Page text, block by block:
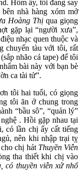
Hôm ấy, tôi đang say
nhà hàng xóm mở
Hoàng Thị qua giọng
gặp lại “người xưa”,
nhạc quen thuộc và
chuyến tàu với tôi, rất
nhão cả tape) để tôi
bài này với bạn bè
ca tài tử”.
tôi hai tuổi, có giọng
tôi ăn ở chung trong
“bầu sô”, “quản lý”
. Hồi gặp nhau tại
có lần chị ấy cất tiếng
nên khi nhập trại tỵ
chị hát Thuyền Viễn
tha thiết khi chị vào
có thuyền viễn xứ nhổ